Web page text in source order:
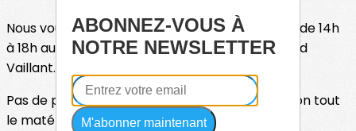
Nous vous attendons ce samedi 12 septembre de 14h
à 18h au gymnase Paul Simon, 27 bis rue Édouard
Vaillant.
Pas de panique, nous mettons à votre disposition tout
le matériel nécessaire 😉
ABONNEZ-VOUS À
NOTRE NEWSLETTER
M'abonner maintenant